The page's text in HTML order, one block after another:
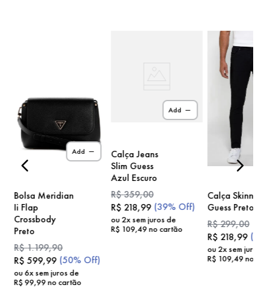
Add
Bolsa Meridian
Ii Flap
Crossbody
Preto
R$1.199,90
R$ 599,99 (50% Off)
ou 6x sem juros de
R$ 99,99no cartão
Add
Calça Jeans
Slim Guess
Azul Escuro
R$359,00
R$ 218,99 (39% Off)
ou2x sem juros de
R$ 109,49no cartão
Calça Skinny
Guess Preto
R$299,00
R$ 218,99 (
ou 2x sem juros
R$ 109,49no